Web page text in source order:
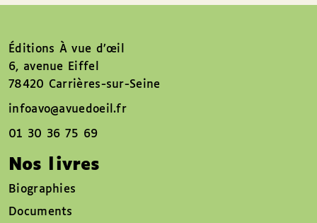
Éditions À vue d’œil
6, avenue Eiffel
78420 Carrières-sur-Seine
infoavo@avuedoeil.fr
01 30 36 75 69
Nos livres
Biographies
Documents